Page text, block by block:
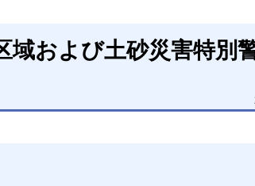
域および土砂災害特別